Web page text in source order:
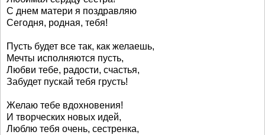
С днем матери я поздравляю
Сегодня, родная, тебя!
Пусть будет все так, как желаешь,
Мечты исполняются пусть,
Любви тебе, радости, счастья,
Забудет пускай тебя грусть!
Желаю тебе вдохновения!
И творческих новых идей,
Люблю тебя очень, сестренка,